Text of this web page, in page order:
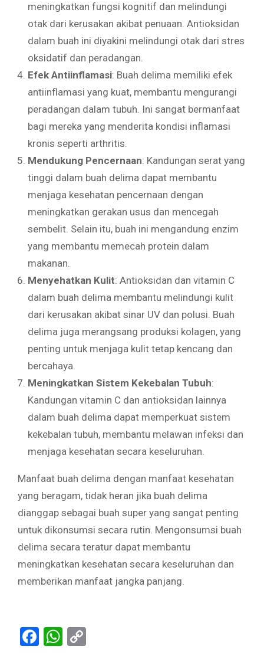
meningkatkan fungsi kognitif dan melindungi
otak dari kerusakan akibat penuaan. Antioksidan
dalam buah ini diyakini melindungi otak dari stres
oksidatif dan peradangan.
Efek Antiinflamasi: Buah delima memiliki efek
antiinflamasi yang kuat, membantu mengurangi
peradangan dalam tubuh. Ini sangat bermanfaat
bagi mereka yang menderita kondisi inflamasi
kronis seperti arthritis.
Mendukung Pencernaan: Kandungan serat yang
tinggi dalam buah delima dapat membantu
menjaga kesehatan pencernaan dengan
meningkatkan gerakan usus dan mencegah
sembelit. Selain itu, buah ini mengandung enzim
yang membantu memecah protein dalam
makanan.
Menyehatkan Kulit: Antioksidan dan vitamin C
dalam buah delima membantu melindungi kulit
dari kerusakan akibat sinar UV dan polusi. Buah
delima juga merangsang produksi kolagen, yang
penting untuk menjaga kulit tetap kencang dan
bercahaya.
Meningkatkan Sistem Kekebalan Tubuh:
Kandungan vitamin C dan antioksidan lainnya
dalam buah delima dapat memperkuat sistem
kekebalan tubuh, membantu melawan infeksi dan
menjaga kesehatan secara keseluruhan.
Manfaat buah delima dengan manfaat kesehatan
yang beragam, tidak heran jika buah delima
dianggap sebagai buah super yang sangat penting
untuk dikonsumsi secara rutin. Mengonsumsi buah
delima secara teratur dapat membantu
meningkatkan kesehatan secara keseluruhan dan
memberikan manfaat jangka panjang.
Facebook
WhatsApp